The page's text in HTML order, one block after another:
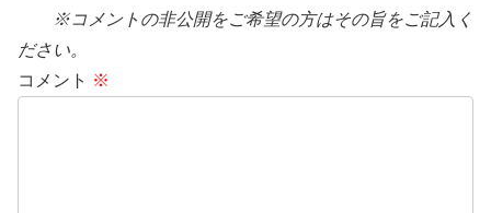
※コメントの非公開をご希望の方はその旨をご記入く
ださい。
コメント ※